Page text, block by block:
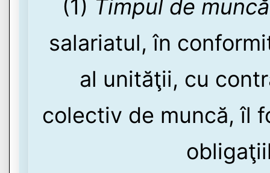
(1) Timpul de muncă
salariatul, în
al unităţii, cu
colectiv de muncă, îl